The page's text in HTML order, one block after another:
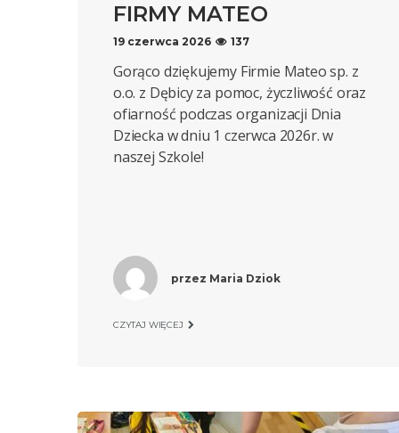
FIRMY MATEO
19 czerwca 2026 137
Gorąco dziękujemy Firmie Mateo sp. z
o.o. z Dębicy za pomoc, życzliwość oraz
ofiarność podczas organizacji Dnia
Dziecka w dniu 1 czerwca 2026r. w
naszej Szkole!
przez Maria Dziok
CZYTAJ WIĘCEJ